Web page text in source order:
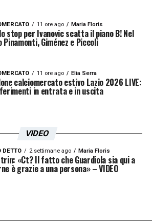
11 ore ago Maria Floris
stop per Ivanovic scatta il piano B! Nel
Pinamonti, Giménez e Piccoli
11 ore ago Elia Serra
calciomercato estivo Lazio 2026 LIVE:
in entrata e in uscita
VIDEO
DETTO 2 settimane ago Maria Floris
«Ct? Il fatto che Guardiola sia qui a
è grazie a una persona» – VIDEO